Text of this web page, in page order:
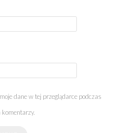
dane w tej przeglądarce podczas